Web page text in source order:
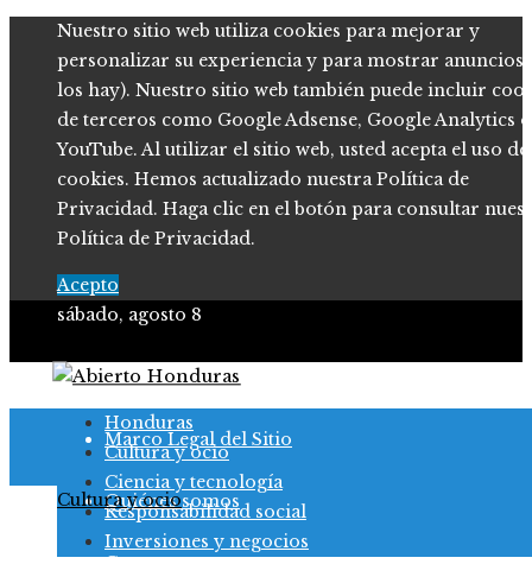
Nuestro sitio web utiliza cookies para mejorar y
personalizar su experiencia y para mostrar anuncios
los hay). Nuestro sitio web también puede incluir
de terceros como Google Adsense, Google Analytics o
YouTube. Al utilizar el sitio web, usted acepta el uso de
cookies. Hemos actualizado nuestra Política de
Privacidad. Haga clic en el botón para consultar
Política de Privacidad.
Acepto
sábado, agosto 8
Política de Privacidad
Marco Legal del Sitio
Quiénes somos
Honduras
Cultura y ocio
Ciencia y tecnología
Responsabilidad social
Inversiones y negocios
Cultura y ocio